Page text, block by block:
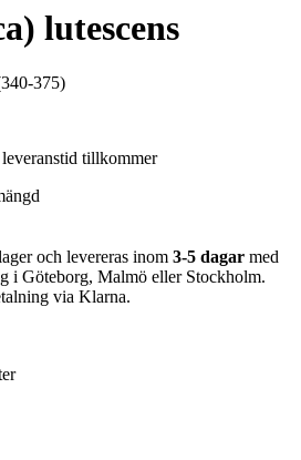
lutescens
375)
tillkommer
och levereras inom 3-5 dagar med
i Göteborg, Malmö eller Stockholm.
via Klarna.